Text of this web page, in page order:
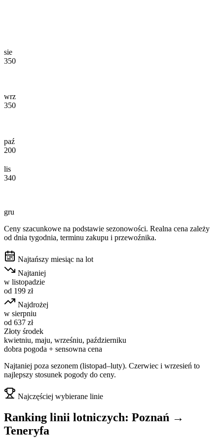
sie
350
wrz
350
paź
200
lis
340
gru
Ceny szacunkowe na podstawie sezonowości. Realna cena zależy
od dnia tygodnia, terminu zakupu i przewoźnika.
Najtańszy miesiąc na lot
Najtaniej
w listopadzie
od 199 zł
Najdrożej
w sierpniu
od 637 zł
Złoty środek
kwietniu, maju, wrześniu, październiku
dobra pogoda + sensowna cena
Najtaniej poza sezonem (listopad–luty). Czerwiec i wrzesień to
najlepszy stosunek pogody do ceny.
Najczęściej wybierane linie
Ranking linii lotniczych: Poznań →
Teneryfa